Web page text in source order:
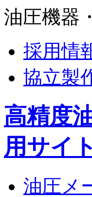
油圧機器
採用情
協立製
高精度
用サイト
油圧メ